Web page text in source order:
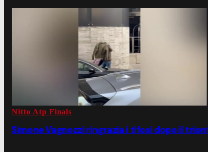
Nitto Atp Finals
Simone Vagnozzi ringrazia i tifosi dopo il